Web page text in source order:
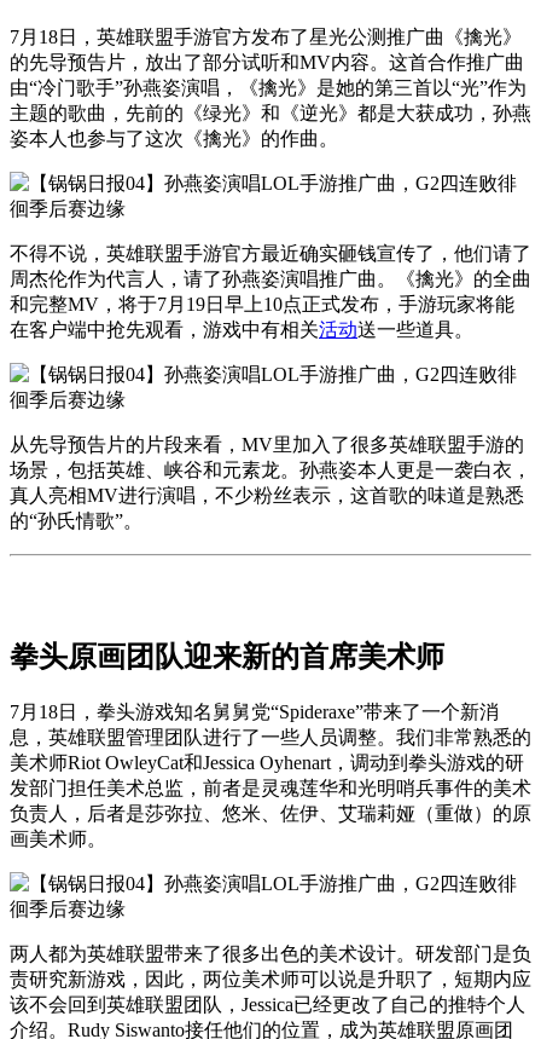
7月18日，英雄联盟手游官方发布了星光公测推广曲《擒光》
的先导预告片，放出了部分试听和MV内容。这首合作推广曲
由“冷门歌手”孙燕姿演唱，《擒光》是她的第三首以“光”作为
主题的歌曲，先前的《绿光》和《逆光》都是大获成功，孙燕
姿本人也参与了这次《擒光》的作曲。
不得不说，英雄联盟手游官方最近确实砸钱宣传了，他们请了
周杰伦作为代言人，请了孙燕姿演唱推广曲。《擒光》的全曲
和完整MV，将于7月19日早上10点正式发布，手游玩家将能
在客户端中抢先观看，游戏中有相关活动送一些道具。
从先导预告片的片段来看，MV里加入了很多英雄联盟手游的
场景，包括英雄、峡谷和元素龙。孙燕姿本人更是一袭白衣，
真人亮相MV进行演唱，不少粉丝表示，这首歌的味道是熟悉
的“孙氏情歌”。
拳头原画团队迎来新的首席美术师
7月18日，拳头游戏知名舅舅党“Spideraxe”带来了一个新消
息，英雄联盟管理团队进行了一些人员调整。我们非常熟悉的
美术师Riot OwleyCat和Jessica Oyhenart，调动到拳头游戏的研
发部门担任美术总监，前者是灵魂莲华和光明哨兵事件的美术
负责人，后者是莎弥拉、悠米、佐伊、艾瑞莉娅（重做）的原
画美术师。
两人都为英雄联盟带来了很多出色的美术设计。研发部门是负
责研究新游戏，因此，两位美术师可以说是升职了，短期内应
该不会回到英雄联盟团队，Jessica已经更改了自己的推特个人
介绍。Rudy Siswanto接任他们的位置，成为英雄联盟原画团